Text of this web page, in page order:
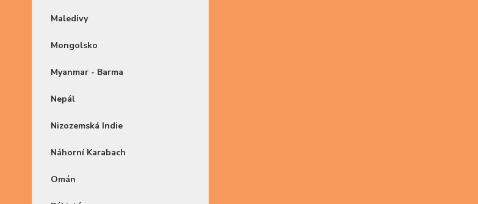
Maledivy
Mongolsko
Myanmar - Barma
Nepál
Nizozemská Indie
Náhorní Karabach
Omán